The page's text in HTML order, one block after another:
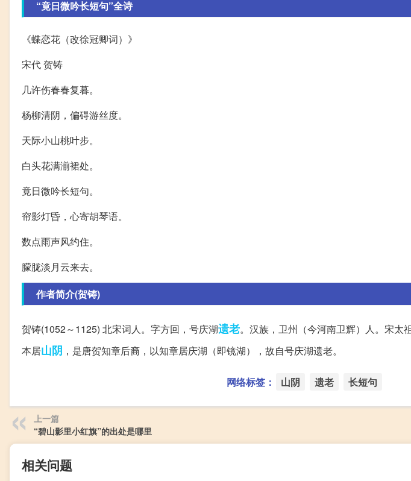
“竟日微吟长短句”全诗
《蝶恋花（改徐冠卿词）》
宋代 贺铸
几许伤春春复暮。
杨柳清阴，偏碍游丝度。
天际小山桃叶步。
白头花满湔裙处。
竟日微吟长短句。
帘影灯昏，心寄胡琴语。
数点雨声风约住。
朦胧淡月云来去。
作者简介(贺铸)
贺铸(1052～1125) 北宋词人。字方回，号庆湖遗老。汉族，卫州（今河南卫辉）人。宋太
本居山阴 ，是唐贺知章后裔，以知章居庆湖（即镜湖），故自号庆湖遗老。
网络标签： 山阴 遗老 长短句
上一篇
“碧山影里小红旗”的出处是哪里
相关问题